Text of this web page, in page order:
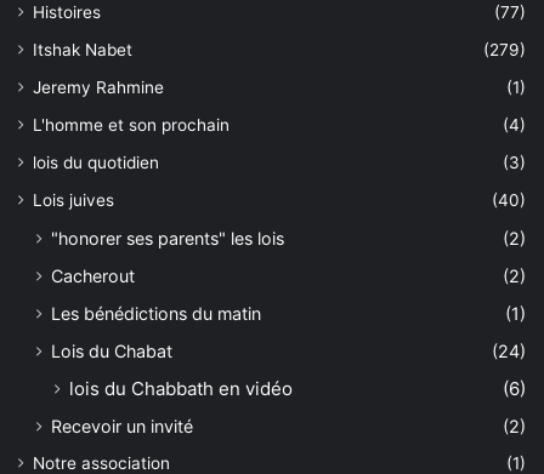
Histoires
(77)
Itshak Nabet
(279)
Jeremy Rahmine
(1)
L'homme et son prochain
(4)
lois du quotidien
(3)
Lois juives
(40)
"honorer ses parents" les lois
(2)
Cacherout
(2)
Les bénédictions du matin
(1)
Lois du Chabat
(24)
lois du Chabbath en vidéo (6)
Recevoir un invité (2)
Notre association
(1)